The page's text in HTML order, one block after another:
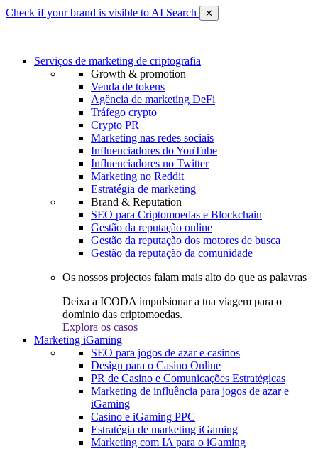
Check if your brand is visible to AI Search ✕
Serviços de marketing de criptografia
Growth & promotion
Venda de tokens
Agência de marketing DeFi
Tráfego crypto
Crypto PR
Marketing nas redes sociais
Influenciadores do YouTube
Influenciadores no Twitter
Marketing no Reddit
Estratégia de marketing
Brand & Reputation
SEO para Criptomoedas e Blockchain
Gestão da reputação online
Gestão da reputação dos motores de busca
Gestão da reputação da comunidade
Os nossos projectos falam mais alto do que as palavras
Deixa a ICODA impulsionar a tua viagem para o
domínio das criptomoedas.
Explora os casos
Marketing iGaming
SEO para jogos de azar e casinos
Design para o Casino Online
PR de Casino e Comunicações Estratégicas
Marketing de influência para jogos de azar e
iGaming
Casino e iGaming PPC
Estratégia de marketing iGaming
Marketing com IA para o iGaming